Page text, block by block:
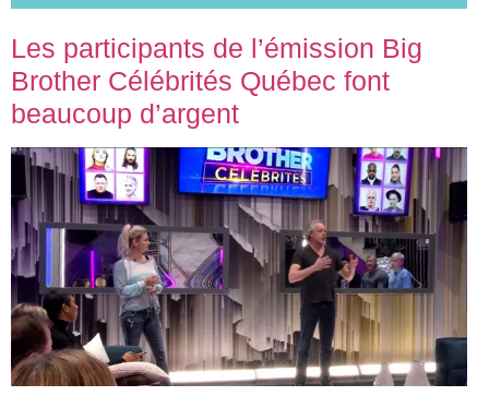
Les participants de l’émission Big
Brother Célébrités Québec font
beaucoup d’argent